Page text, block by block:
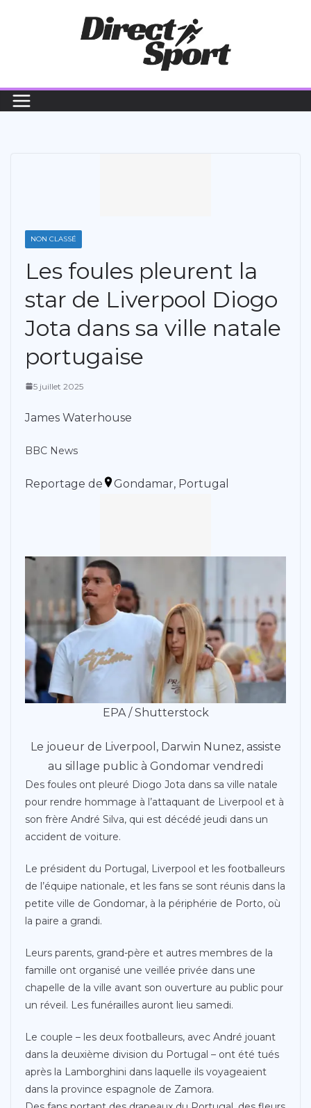
NON CLASSÉ
Les foules pleurent la
star de Liverpool Diogo
Jota dans sa ville natale
portugaise
5 juillet 2025
James Waterhouse
BBC News
Reportage de Gondamar, Portugal
EPA / Shutterstock
Le joueur de Liverpool, Darwin Nunez, assiste
au sillage public à Gondomar vendredi
Des foules ont pleuré Diogo Jota dans sa ville natale
pour rendre hommage à l’attaquant de Liverpool et à
son frère André Silva, qui est décédé jeudi dans un
accident de voiture.
Le président du Portugal, Liverpool et les footballeurs
de l’équipe nationale, et les fans se sont réunis dans la
petite ville de Gondomar, à la périphérie de Porto, où
la paire a grandi.
Leurs parents, grand-père et autres membres de la
famille ont organisé une veillée privée dans une
chapelle de la ville avant son ouverture au public pour
un réveil. Les funérailles auront lieu samedi.
Le couple – les deux footballeurs, avec André jouant
dans la deuxième division du Portugal – ont été tués
après la Lamborghini dans laquelle ils voyageaient
dans la province espagnole de Zamora.